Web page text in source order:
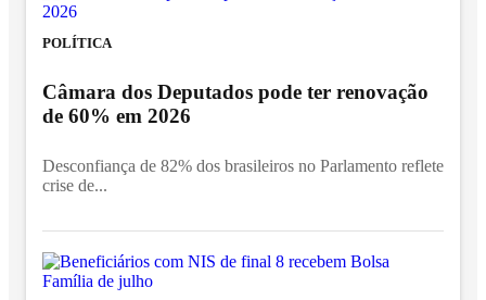
POLÍTICA
Câmara dos Deputados pode ter renovação
de 60% em 2026
Desconfiança de 82% dos brasileiros no Parlamento reflete
crise de...